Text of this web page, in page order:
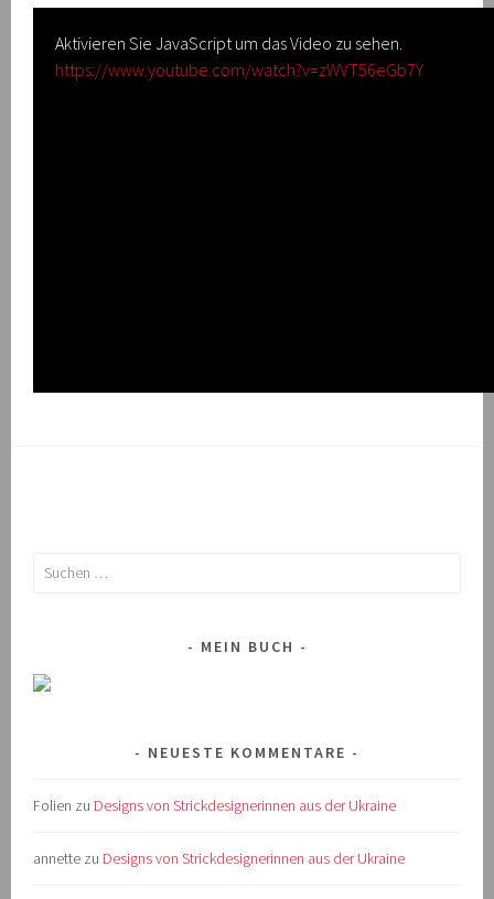
Aktivieren Sie JavaScript um das Video zu sehen.
https://www.youtube.com/watch?v=zWVT56eGb7Y
Suchen
MEIN BUCH
NEUESTE KOMMENTARE
Folien zu Designs von Strickdesignerinnen aus der Ukraine
annette zu Designs von Strickdesignerinnen aus der Ukraine